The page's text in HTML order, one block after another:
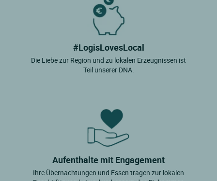
#LogisLovesLocal
Die Liebe zur Region und zu lokalen Erzeugnissen ist
Teil unserer DNA.
Aufenthalte mit Engagement
Ihre Übernachtungen und Essen tragen zur lokalen